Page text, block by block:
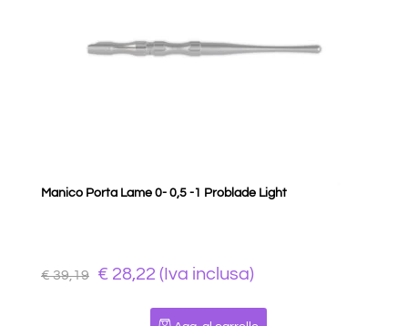
Manico Porta Lame 0- 0,5 -1 Problade Light
€ 39,19 € 28,22 (Iva inclusa)
Quantità